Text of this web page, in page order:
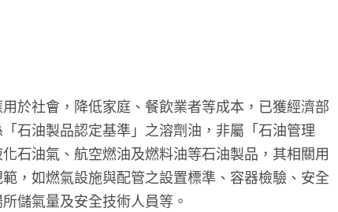
於社會，降低家庭、餐飲業者等成本，已獲經濟部
石油製品認定基準」之溶劑油，非屬「石油管理
石油氣、航空燃油及燃料油等石油製品，其相關用
，如燃氣設施與配管之設置標準、容器檢驗、安全
儲氣量及安全技術人員等。